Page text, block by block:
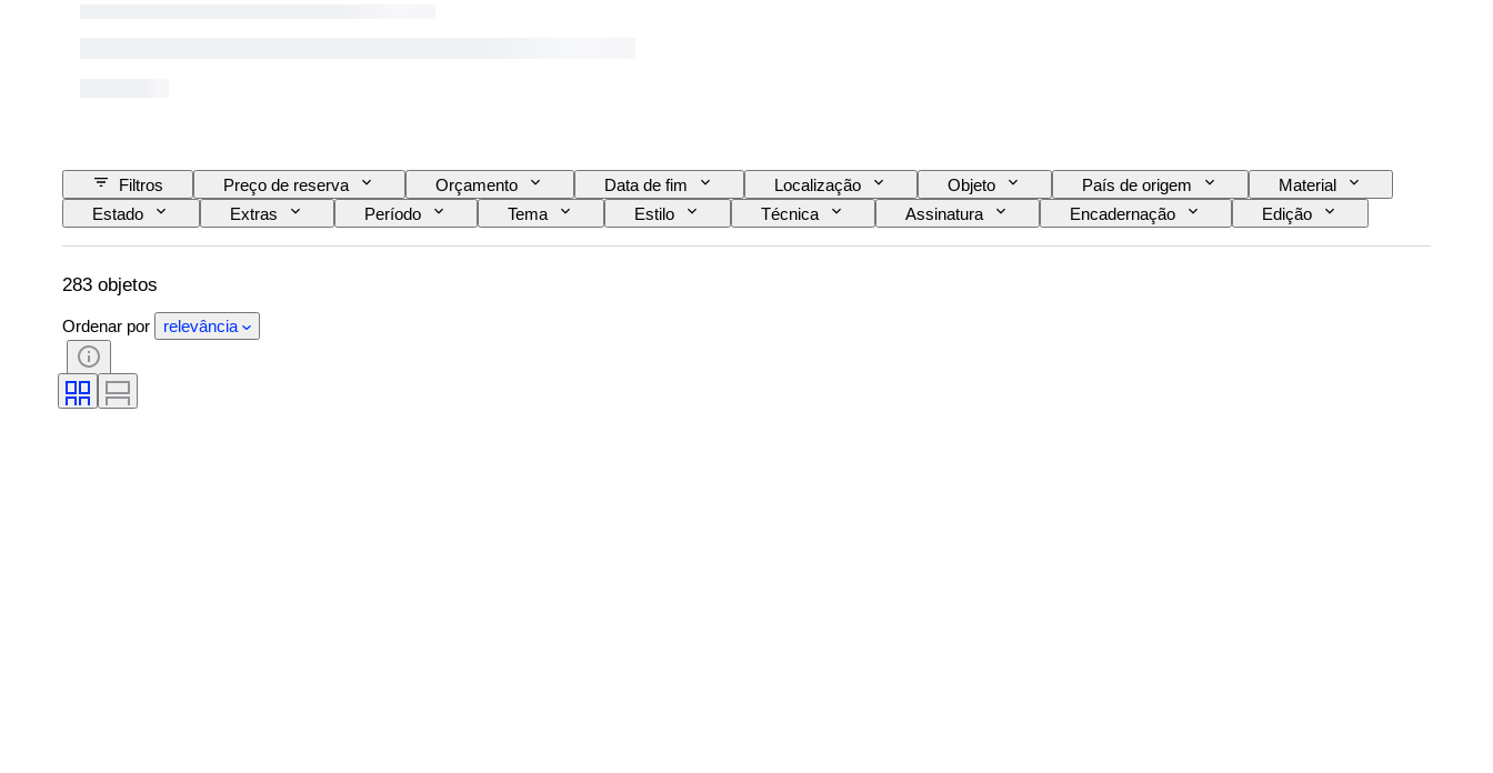
Filtros Preço de reserva Orçamento Data de fim Localização Objeto País de origem
Material
Estado
Extras Período Tema Estilo Técnica Assinatura Encadernação
Edição
Idioma
Série Era Vendido por Tipo de banda desenhada Criador
283 objetos
Ordenar por relevância